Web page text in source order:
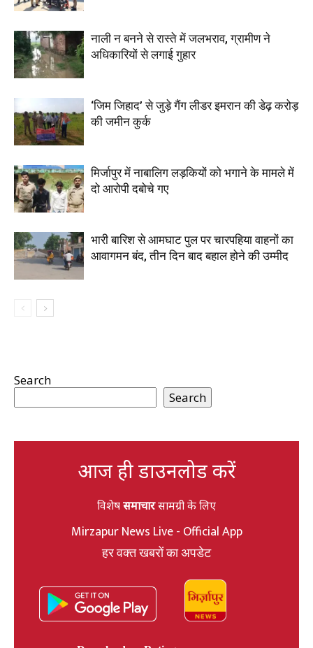
नाली न बनने से रास्ते में जलभराव, ग्रामीण ने
अधिकारियों से लगाई गुहार
‘जिम जिहाद’ से जुड़े गैंग लीडर इमरान की डेढ़ करोड़
की जमीन कुर्क
मिर्जापुर में नाबालिग लड़कियों को भगाने के मामले में
दो आरोपी दबोचे गए
भारी बारिश से आमघाट पुल पर चारपहिया वाहनों का
आवागमन बंद, तीन दिन बाद बहाल होने की उम्मीद
Search
Search
आज ही डाउनलोड करें
विशेषसमाचारसामग्री के लिए
Mirzapur News Live - Official App
हर वक्त खबरों का अपडेट